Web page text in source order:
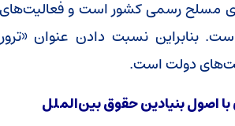
مسلح رسمی کشور است و
بنابراین نسبت دادن عنوان
دولت است.
اصول بنیادین حقوق بین‌الملل